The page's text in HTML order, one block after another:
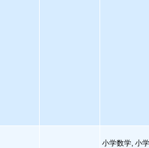
小学数学, 小